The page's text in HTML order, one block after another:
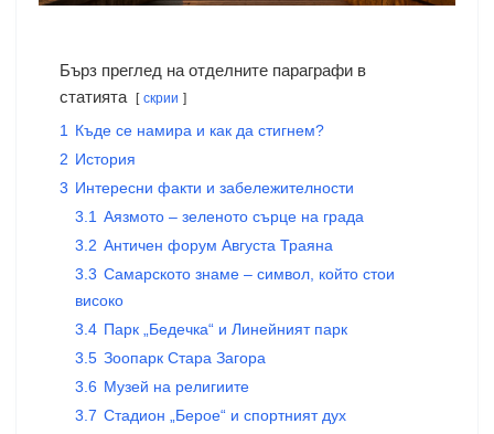
Бърз преглед на отделните параграфи в
статията
скрии
1
Къде се намира и как да стигнем?
2 История
3 Интересни факти и забележителности
3.1
Аязмото – зеленото сърце на града
3.2 Античен форум Августа Траяна
3.3 Самарското знаме – символ, който стои
високо
3.4 Парк „Бедечка“ и Линейният парк
3.5 Зоопарк Стара Загора
3.6 Музей на религиите
3.7 Стадион „Берое“ и спортният дух